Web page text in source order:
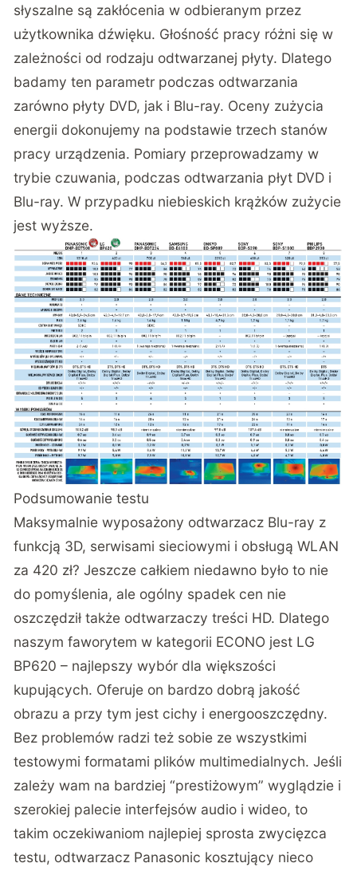
słyszalne są zakłócenia w odbieranym przez
użytkownika dźwięku. Głośność pracy różni się w
zależności od rodzaju odtwarzanej płyty. Dlatego
badamy ten parametr podczas odtwarzania
zarówno płyty DVD, jak i Blu-ray. Oceny zużycia
energii dokonujemy na podstawie trzech stanów
pracy urządzenia. Pomiary przeprowadzamy w
trybie czuwania, podczas odtwarzania płyt DVD i
Blu-ray. W przypadku niebieskich krążków zużycie
jest wyższe.
Podsumowanie testu
Maksymalnie wyposażony odtwarzacz Blu-ray z
funkcją 3D, serwisami sieciowymi i obsługą WLAN
za 420 zł? Jeszcze całkiem niedawno było to nie
do pomyślenia, ale ogólny spadek cen nie
oszczędził także odtwarzaczy treści HD. Dlatego
naszym faworytem w kategorii ECONO jest LG
BP620 – najlepszy wybór dla większości
kupujących. Oferuje on bardzo dobrą jakość
obrazu a przy tym jest cichy i energooszczędny.
Bez problemów radzi też sobie ze wszystkimi
testowymi formatami plików multimedialnych. Jeśli
zależy wam na bardziej “prestiżowym” wyglądzie i
szerokiej palecie interfejsów audio i wideo, to
takim oczekiwaniom najlepiej sprosta zwycięzca
testu, odtwarzacz Panasonic kosztujący nieco